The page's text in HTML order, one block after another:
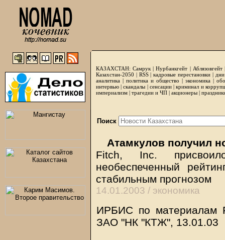
КАЗАХСТАН: Самрук |Нурбанкгейт | Аблязовгейт
Казахстан-2050 | RSS|кадровые перестановки|
аналитика | политика и общество | экономика |
интервью |скандалы | сенсации|криминал и
империализм | трагедии и ЧП | акционеры |
Поиск
Атамкулов получил
Fitch, Inc.
необеспеченный
стабильным прогнозом
14.01.2003 / экономика
ИРБИС по материалам
ЗАО "НК "КТЖ", 13.01.03